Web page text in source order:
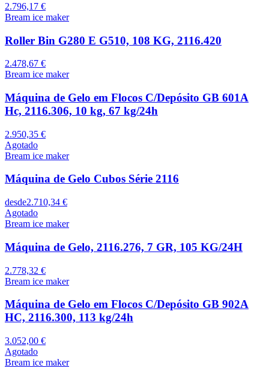
2.796,17 €
Bream ice maker
Roller Bin G280 E G510, 108 KG, 2116.420
2.478,67 €
Bream ice maker
Máquina de Gelo em Flocos C/Depósito GB 601A
Hc, 2116.306, 10 kg, 67 kg/24h
2.950,35 €
Agotado
Bream ice maker
Máquina de Gelo Cubos Série 2116
desde2.710,34 €
Agotado
Bream ice maker
Máquina de Gelo, 2116.276, 7 GR, 105 KG/24H
2.778,32 €
Bream ice maker
Máquina de Gelo em Flocos C/Depósito GB 902A
HC, 2116.300, 113 kg/24h
3.052,00 €
Agotado
Bream ice maker